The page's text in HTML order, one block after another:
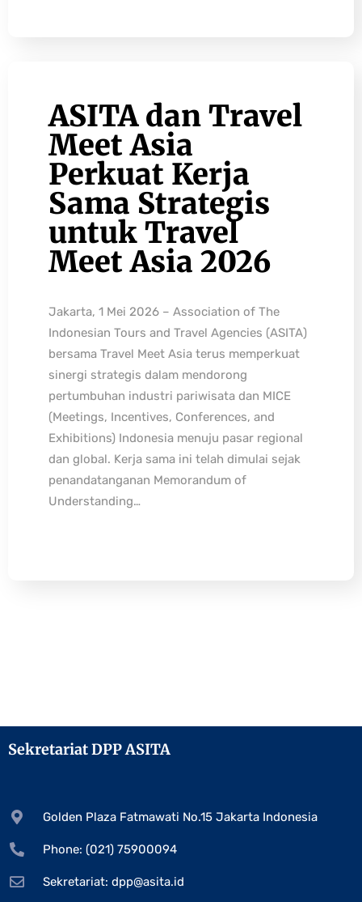
ASITA dan Travel
Meet Asia
Perkuat Kerja
Sama Strategis
untuk Travel
Meet Asia 2026
Jakarta, 1 Mei 2026 – Association of The
Indonesian Tours and Travel Agencies (ASITA)
bersama Travel Meet Asia terus memperkuat
sinergi strategis dalam mendorong
pertumbuhan industri pariwisata dan MICE
(Meetings, Incentives, Conferences, and
Exhibitions) Indonesia menuju pasar regional
dan global. Kerja sama ini telah dimulai sejak
penandatanganan Memorandum of
Understanding…
Sekretariat DPP ASITA
Golden Plaza Fatmawati No.15 Jakarta Indonesia
Phone: (021) 75900094
Sekretariat: dpp@asita.id